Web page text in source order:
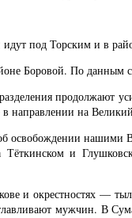
под Торским и в
Боровой. По
продолжают
направлении на
освобождении
и
и окрестностях —
мужчин. В